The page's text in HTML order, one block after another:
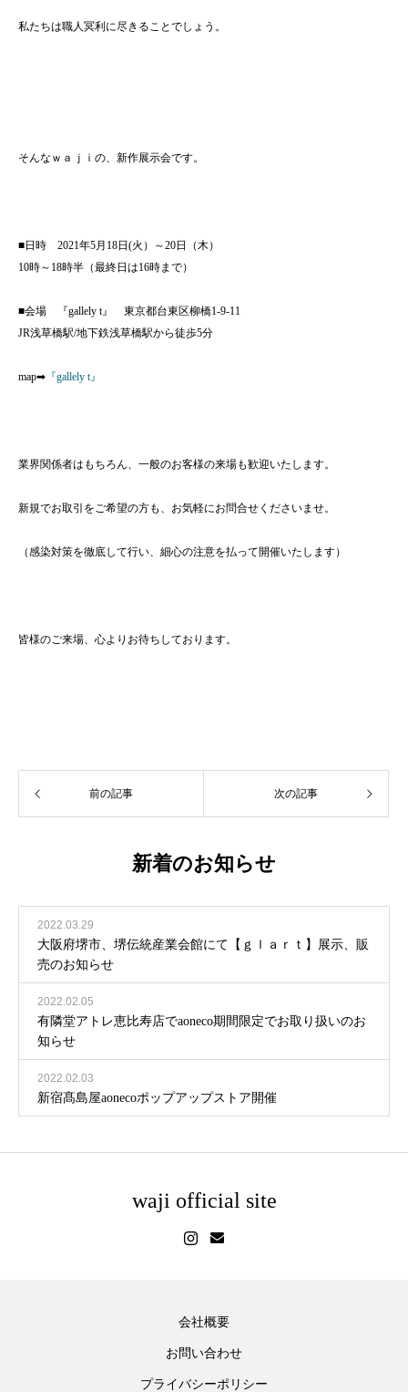
私たちは職人冥利に尽きることでしょう。
そんなｗａｊｉの、新作展示会です。
■日時 2021年5月18日(火）～20日（木）
10時～18時半（最終日は16時まで）
■会場 『gallely t』 東京都台東区柳橋1-9-11
JR浅草橋駅/地下鉄浅草橋駅から徒歩5分
map➡ 『gallely t』
業界関係者はもちろん、一般のお客様の来場も歓迎いたします。
新規でお取引をご希望の方も、お気軽にお問合せくださいませ。
（感染対策を徹底して行い、細心の注意を払って開催いたします）
皆様のご来場、心よりお待ちしております。
前の記事 次の記事
新着のお知らせ
2022.03.29
大阪府堺市、堺伝統産業会館にて【ｇｌａｒｔ】展示、販
売のお知らせ
2022.02.05
有隣堂アトレ恵比寿店でaoneco期間限定でお取り扱いのお
知らせ
2022.02.03
新宿髙島屋aonecoポップアップストア開催
waji official site
会社概要
お問い合わせ
プライバシーポリシー